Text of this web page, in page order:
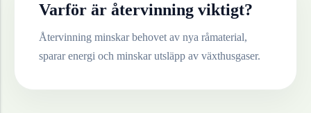
Varför är återvinning viktigt?
Återvinning minskar behovet av nya råmaterial,
sparar energi och minskar utsläpp av växthusgaser.